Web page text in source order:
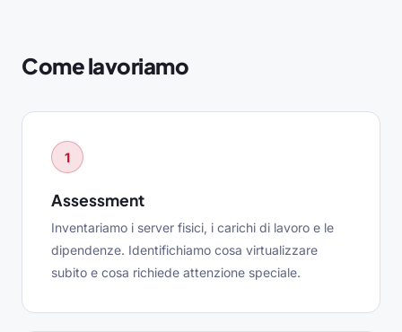
Come lavoriamo
1
Assessment
Inventariamo i server fisici, i carichi di lavoro e le
dipendenze. Identifichiamo cosa virtualizzare
subito e cosa richiede attenzione speciale.